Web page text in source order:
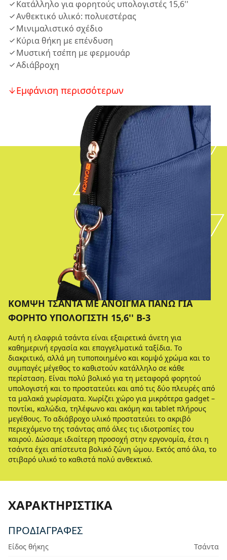
Κατάλληλο για φορητούς υπολογιστές 15,6''
Ανθεκτικό υλικό: πολυεστέρας
Μινιμαλιστικό σχέδιο
Κύρια θήκη με επένδυση
Μυστική τσέπη με φερμουάρ
Αδιάβροχη
Εμφάνιση περισσότερων
ΚΟΜΨΉ ΤΣΆΝΤΑ ΜΕ ΆΝΟΙΓΜΑ ΠΆΝΩ ΓΙΑ
ΦΟΡΗΤΌ ΥΠΟΛΟΓΙΣΤΉ 15,6'' B-3
Αυτή η ελαφριά τσάντα είναι εξαιρετικά άνετη για
καθημερινή εργασία και επαγγελματικά ταξίδια. Το
διακριτικό, αλλά μη τυποποιημένο και κομψό χρώμα και το
συμπαγές μέγεθος το καθιστούν κατάλληλο σε κάθε
περίσταση. Είναι πολύ βολικό για τη μεταφορά φορητού
υπολογιστή και το προστατεύει και από τις δύο πλευρές από
τα μαλακά χωρίσματα. Χωρίζει χώρο για μικρότερα gadget –
ποντίκι, καλώδια, τηλέφωνο και ακόμη και tablet πλήρους
μεγέθους. Το αδιάβροχο υλικό προστατεύει το ακριβό
περιεχόμενο της τσάντας από όλες τις ιδιοτροπίες του
καιρού. Δώσαμε ιδιαίτερη προσοχή στην εργονομία, έτσι η
τσάντα έχει απίστευτα βολικό ζώνη ώμου. Εκτός από όλα, το
στιβαρό υλικό το καθιστά πολύ ανθεκτικό.
ΧΑΡΑΚΤΗΡΙΣΤΙΚΆ
ΠΡΟΔΙΑΓΡΑΦΈΣ
Είδος θήκης
Τσάντα